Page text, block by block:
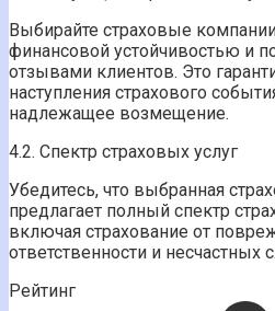
Выбирайте страховые
финансовой устойчивостью и
отзывами клиентов. Это
наступления страхового
надлежащее возмещение.
4.2. Спектр страховых услуг
Убедитесь, что выбранная
предлагает полный спектр
включая страхование от
ответственности и несчастных
Рейтинг